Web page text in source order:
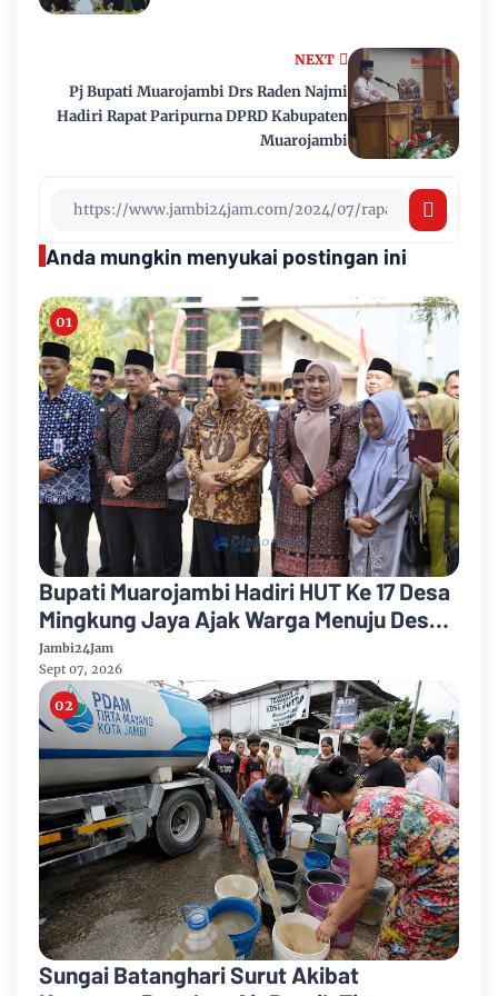
NEXT
Pj Bupati Muarojambi Drs Raden Najmi
Hadiri Rapat Paripurna DPRD Kabupaten
Muarojambi
Anda mungkin menyukai postingan ini
Bupati Muarojambi Hadiri HUT Ke 17 Desa
Mingkung Jaya Ajak Warga Menuju Desa
Mandiri 2026
Jambi24Jam
Sept 07, 2026
Sungai Batanghari Surut Akibat